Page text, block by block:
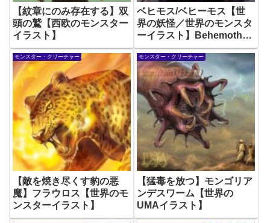
【紋章にのみ存在する】双
頭の鷲【西欧のモンスター
イラスト】
ベヒモス/ベヒーモス【世
界の妖怪／世界のモンスタ
ーイラスト】Behemoth
Monster Illustration
モンスター・クリーチャー
【敵を焼き尽くす豹の悪
魔】フラウロス【世界のモ
ンスターイラスト】
モンスター・クリーチャー
【猛毒を放つ】モンゴリア
ンデスワーム【世界の
UMAイラスト】